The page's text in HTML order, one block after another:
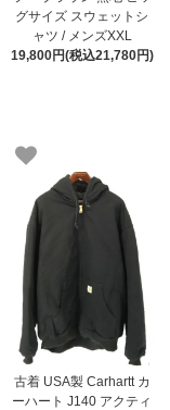
グサイズ スウェットシ
ャツ / メンズXXL
19,800円(税込21,780円)
古着 USA製 Carhartt カ
ーハート J140 アクティ